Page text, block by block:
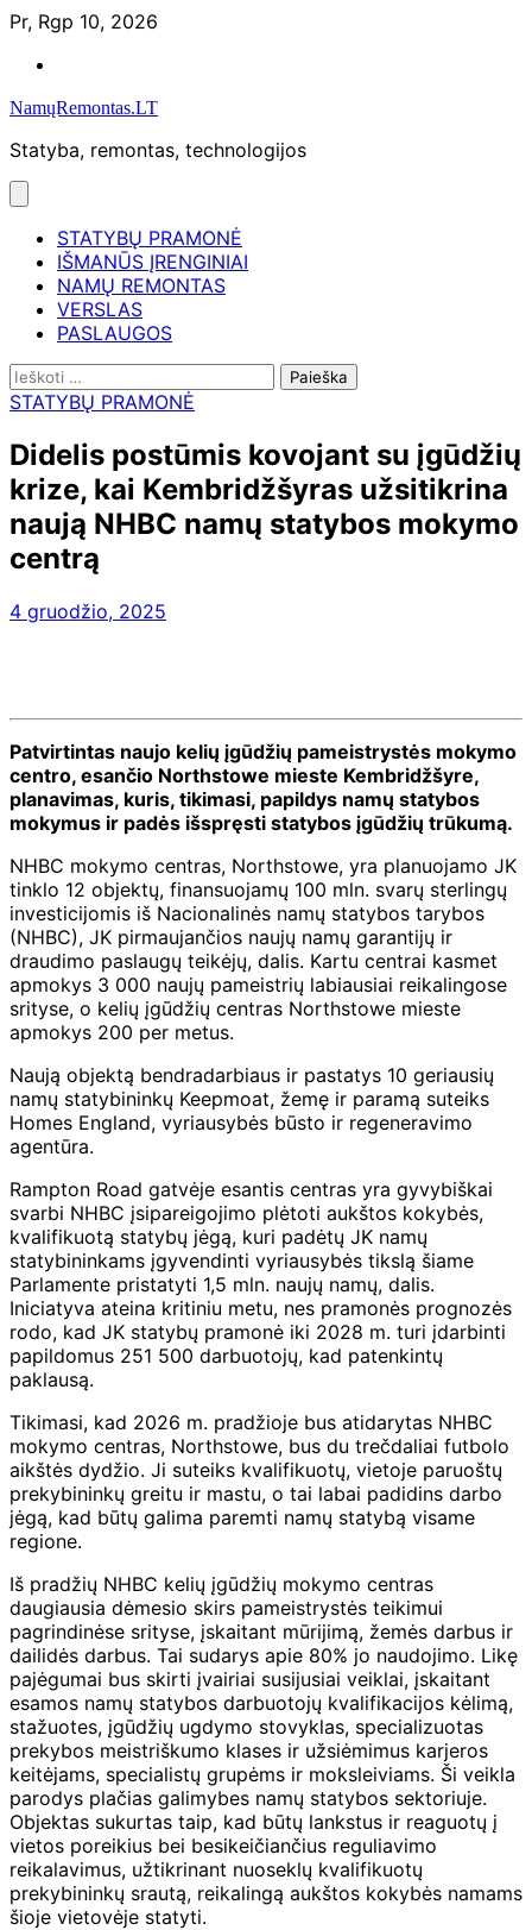
Skip
content
Pr, Rgp 10, 2026
NamųRemontas.LT
Statyba, remontas, technologijos
STATYBŲ PRAMONĖ
IŠMANŪS ĮRENGINIAI
NAMŲ REMONTAS
VERSLAS
PASLAUGOS
Ieškoti:
STATYBŲ PRAMONĖ
Didelis postūmis kovojant su įgūdžių
krize, kai Kembridžšyras užsitikrina
naują NHBC namų statybos mokymo
centrą
4 gruodžio, 2025
Patvirtintas naujo kelių įgūdžių pameistrystės mokymo
centro, esančio Northstowe mieste Kembridžšyre,
planavimas, kuris, tikimasi, papildys namų statybos
mokymus ir padės išspręsti statybos įgūdžių trūkumą.
NHBC mokymo centras, Northstowe, yra planuojamo JK
tinklo 12 objektų, finansuojamų 100 mln. svarų sterlingų
investicijomis iš Nacionalinės namų statybos tarybos
(NHBC), JK pirmaujančios naujų namų garantijų ir
draudimo paslaugų teikėjų, dalis. Kartu centrai kasmet
apmokys 3 000 naujų pameistrių labiausiai reikalingose ​​
srityse, o kelių įgūdžių centras Northstowe mieste
apmokys 200 per metus.
Naują objektą bendradarbiaus ir pastatys 10 geriausių
namų statybininkų Keepmoat, žemę ir paramą suteiks
Homes England, vyriausybės būsto ir regeneravimo
agentūra.
Rampton Road gatvėje esantis centras yra gyvybiškai
svarbi NHBC įsipareigojimo plėtoti aukštos kokybės,
kvalifikuotą statybų jėgą, kuri padėtų JK namų
statybininkams įgyvendinti vyriausybės tikslą šiame
Parlamente pristatyti 1,5 mln. naujų namų, dalis.
Iniciatyva ateina kritiniu metu, nes pramonės prognozės
rodo, kad JK statybų pramonė iki 2028 m. turi įdarbinti
papildomus 251 500 darbuotojų, kad patenkintų
paklausą.
Tikimasi, kad 2026 m. pradžioje bus atidarytas NHBC
mokymo centras, Northstowe, bus du trečdaliai futbolo
aikštės dydžio. Ji suteiks kvalifikuotų, vietoje paruoštų
prekybininkų greitu ir mastu, o tai labai padidins darbo
jėgą, kad būtų galima paremti namų statybą visame
regione.
Iš pradžių NHBC kelių įgūdžių mokymo centras
daugiausia dėmesio skirs pameistrystės teikimui
pagrindinėse srityse, įskaitant mūrijimą, žemės darbus ir
dailidės darbus. Tai sudarys apie 80% jo naudojimo. Likę
pajėgumai bus skirti įvairiai susijusiai veiklai, įskaitant
esamos namų statybos darbuotojų kvalifikacijos kėlimą,
stažuotes, įgūdžių ugdymo stovyklas, specializuotas
prekybos meistriškumo klases ir užsiėmimus karjeros
keitėjams, specialistų grupėms ir moksleiviams. Ši veikla
parodys plačias galimybes namų statybos sektoriuje.
Objektas sukurtas taip, kad būtų lankstus ir reaguotų į
vietos poreikius bei besikeičiančius reguliavimo
reikalavimus, užtikrinant nuoseklų kvalifikuotų
prekybininkų srautą, reikalingą aukštos kokybės namams
šioje vietovėje statyti.